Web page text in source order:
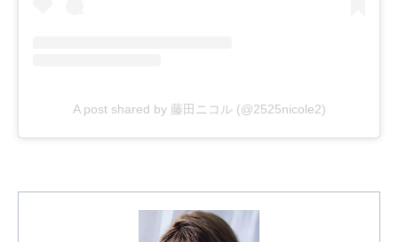
A post shared by 藤田ニコル (@2525nicole2)